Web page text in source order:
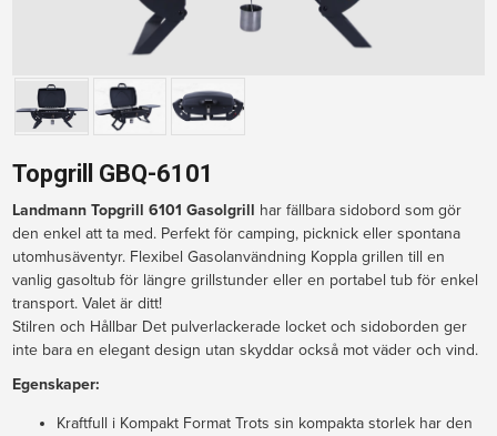
Topgrill GBQ-6101
Landmann Topgrill 6101 Gasolgrill har fällbara sidobord som gör
den enkel att ta med. Perfekt för camping, picknick eller spontana
utomhusäventyr. Flexibel Gasolanvändning Koppla grillen till en
vanlig gasoltub för längre grillstunder eller en portabel tub för enkel
transport. Valet är ditt!
Stilren och Hållbar Det pulverlackerade locket och sidoborden ger
inte bara en elegant design utan skyddar också mot väder och vind.
Egenskaper:
Kraftfull i Kompakt Format Trots sin kompakta storlek har den